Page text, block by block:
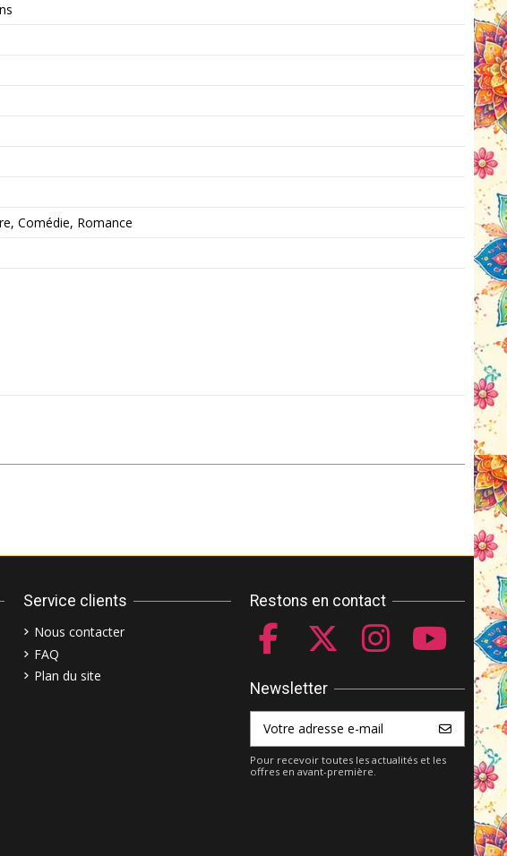
Comédie, Romance
Service clients
Nous contacter
FAQ
Plan du site
Restons en contact
Newsletter
Pour recevoir toutes les actualités et les
offres en avant-première.